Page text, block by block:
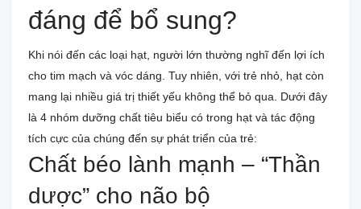
đáng để bổ sung?
Khi nói đến các loại hạt, người lớn thường nghĩ đến lợi ích
cho tim mạch và vóc dáng. Tuy nhiên, với trẻ nhỏ, hạt còn
mang lại nhiều giá trị thiết yếu không thể bỏ qua. Dưới đây
là 4 nhóm dưỡng chất tiêu biểu có trong hạt và tác động
tích cực của chúng đến sự phát triển của trẻ:
Chất béo lành mạnh – “Thần
dược” cho não bộ